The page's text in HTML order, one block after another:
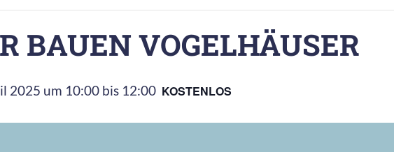
BAUEN VOGELHÄUSER
2025 um 10:00 bis 12:00 KOSTENLOS